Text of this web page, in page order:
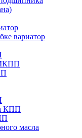
вариатор
КПП
масла